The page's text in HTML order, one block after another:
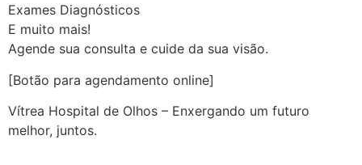
Exames Diagnósticos
E muito mais!
Agende sua consulta e cuide da sua visão.
[Botão para agendamento online]
Vítrea Hospital de Olhos – Enxergando um futuro
melhor, juntos.